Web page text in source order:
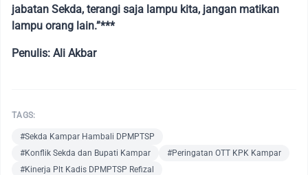
jabatan Sekda, terangi saja lampu kita, jangan matikan
lampu orang lain.”***
Penulis: Ali Akbar
TAGS:
#Sekda Kampar Hambali DPMPTSP
#Konflik Sekda dan Bupati Kampar
#Peringatan OTT KPK Kampar
#Kinerja Plt Kadis DPMPTSP Refizal